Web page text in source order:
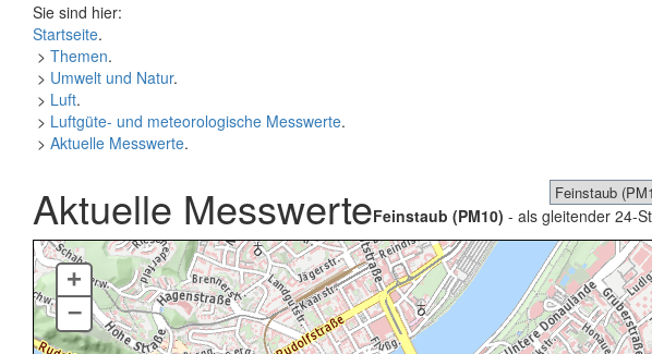
Sie sind hier:
Startseite.
> Themen.
> Umwelt und Natur.
> Luft.
> Luftgüte- und meteorologische Messwerte.
> Aktuelle Messwerte.
Aktuelle MesswerteFeinstaub (PM10) - als gleitender 24-
+
–